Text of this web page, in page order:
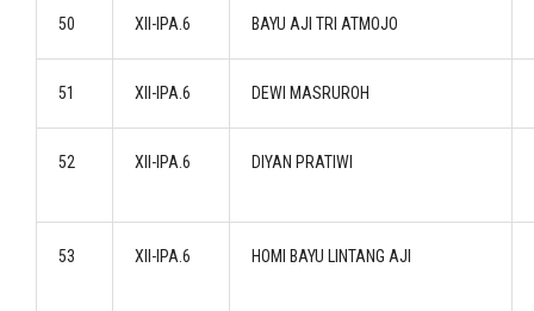
50 XII-IPA.6 BAYU AJI TRI ATMOJO
51 XII-IPA.6 DEWI MASRUROH
52 XII-IPA.6 DIYAN PRATIWI
53 XII-IPA.6 HOMI BAYU LINTANG AJI